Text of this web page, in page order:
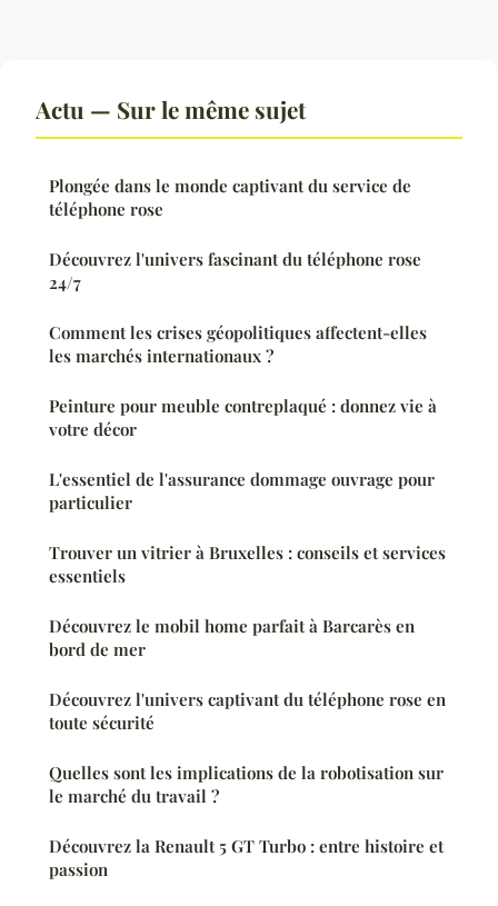
Actu — Sur le même sujet
Plongée dans le monde captivant du service de
téléphone rose
Découvrez l'univers fascinant du téléphone rose
24/7
Comment les crises géopolitiques affectent-elles
les marchés internationaux ?
Peinture pour meuble contreplaqué : donnez vie à
votre décor
L'essentiel de l'assurance dommage ouvrage pour
particulier
Trouver un vitrier à Bruxelles : conseils et services
essentiels
Découvrez le mobil home parfait à Barcarès en
bord de mer
Découvrez l'univers captivant du téléphone rose en
toute sécurité
Quelles sont les implications de la robotisation sur
le marché du travail ?
Découvrez la Renault 5 GT Turbo : entre histoire et
passion